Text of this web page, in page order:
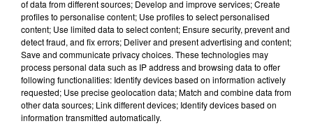
7 août 2026
Madonna sort enfin le remix de « Love
Sensation » avec Kylie Minogue
7 août 2026
Tayc et Didi B dévoilent le single le plus
dansant de l’année
of data from different sources; Develop and improve services; Create
profiles to personalise content; Use profiles to select personalised
content; Use limited data to select content; Ensure security, prevent and
detect fraud, and fix errors; Deliver and present advertising and content;
Save and communicate privacy choices. These technologies may
process personal data such as IP address and browsing data to offer
following functionalities: Identify devices based on information actively
requested; Use precise geolocation data; Match and combine data from
other data sources; Link different devices; Identify devices based on
information transmitted automatically.